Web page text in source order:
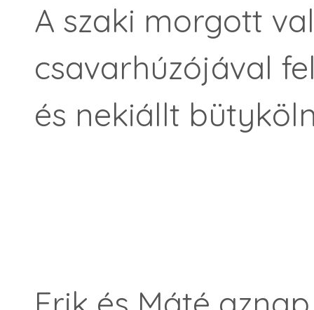
A szaki morgott
csavarhúzójával
és nekiállt